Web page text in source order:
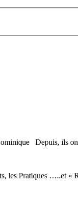
Depuis, ils
les Pratiques …..et «